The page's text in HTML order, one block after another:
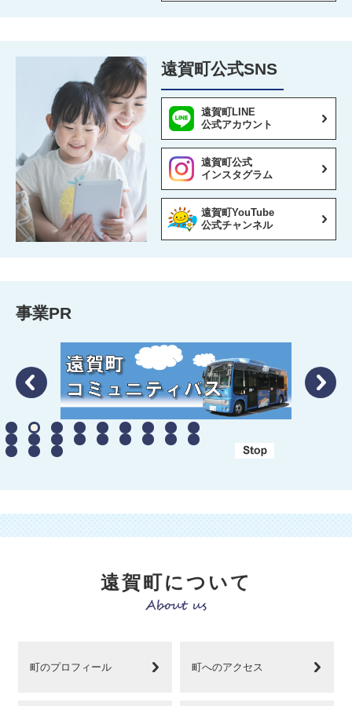
遠賀町公式SNS
遠賀町LINE
公式アカウント
遠賀町公式
インスタグラム
遠賀町YouTube
公式チャンネル
事業PR
遠賀町について
町のプロフィール 町へのアクセス